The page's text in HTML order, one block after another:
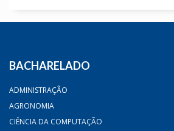
BACHARELADO
ADMINISTRAÇÃO
AGRONOMIA
CIÊNCIA DA COMPUTAÇÃO